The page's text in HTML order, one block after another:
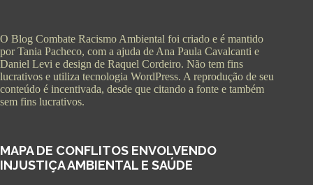
O Blog Combate Racismo Ambiental foi criado e é mantido
por Tania Pacheco, com a ajuda de Ana Paula Cavalcanti e
Daniel Levi e design de Raquel Cordeiro. Não tem fins
lucrativos e utiliza tecnologia WordPress. A reprodução de seu
conteúdo é incentivada, desde que citando a fonte e também
sem fins lucrativos.
MAPA DE CONFLITOS ENVOLVENDO
INJUSTIÇA AMBIENTAL E SAÚDE